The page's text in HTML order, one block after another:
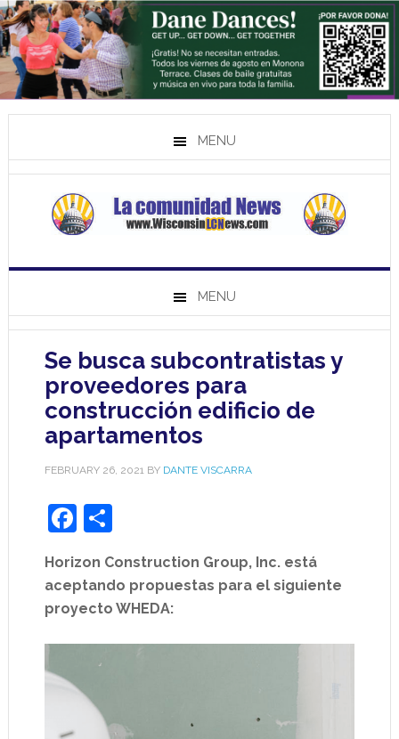
MENU
MENU
Se busca subcontratistas y
proveedores para
construcción edificio de
apartamentos
FEBRUARY 26, 2021BY DANTE VISCARRA
Facebook
Share
Horizon Construction Group, Inc. está
aceptando propuestas para el siguiente
proyecto WHEDA: